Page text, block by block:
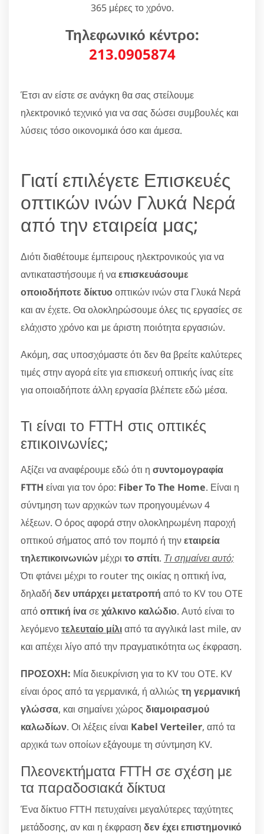
365 μέρες το χρόνο.
Τηλεφωνικό κέντρο:
213.0905874
Έτσι αν είστε σε ανάγκη θα σας στείλουμε
ηλεκτρονικό τεχνικό για να σας δώσει συμβουλές και
λύσεις τόσο οικονομικά όσο και άμεσα.
Γιατί επιλέγετε Επισκευές
οπτικών ινών Γλυκά Νερά
από την εταιρεία μας;
Διότι διαθέτουμε έμπειρους ηλεκτρονικούς για να
αντικαταστήσουμε ή ναεπισκευάσουμε
οποιοδήποτε δίκτυοοπτικών ινών στα Γλυκά Νερά
και αν έχετε. Θα ολοκληρώσουμε όλες τις εργασίες σε
ελάχιστο χρόνο και με άριστη ποιότητα εργασιών.
Ακόμη, σας υποσχόμαστε ότι δεν θα βρείτε καλύτερες
τιμές στην αγορά είτε για επισκευή οπτικής ίνας είτε
για οποιαδήποτε άλλη εργασία βλέπετε εδώ μέσα.
Τι είναι το FTTH στις οπτικές
επικοινωνίες;
Αξίζει να αναφέρουμε εδώ ότι η συντομογραφία
FTTH είναι για τον όρο: Fiber To The Home. Είναι η
σύντμηση των αρχικών των προηγουμένων 4
λέξεων. Ο όρος αφορά στην ολοκληρωμένη παροχή
οπτικού σήματος από τον πομπό ή τηνεταιρεία
τηλεπικοινωνιών μέχρι το σπίτι. Τι σημαίνει αυτό;
Ότι φτάνει μέχρι το router της οικίας η οπτική ίνα,
δηλαδή δεν υπάρχει μετατροπή από το KV του OTE
απόοπτική ίνασεχάλκινο καλώδιο. Αυτό είναι το
λεγόμενοτελευταίο μίλιαπό τα αγγλικά last mile, αν
και απέχει λίγο από την πραγματικότητα ως έκφραση.
ΠΡΟΣΟΧΗ: Μία διευκρίνιση για το KV του OTE. KV
είναι όρος από τα γερμανικά, ή αλλιώς τη γερμανική
γλώσσα, και σημαίνει χώρος διαμοιρασμού
καλωδίων. Οι λέξεις είναι Kabel Verteiler, από τα
αρχικά των οποίων εξάγουμε τη σύντμηση KV.
Πλεονεκτήματα FTTH σε σχέση με
τα παραδοσιακά δίκτυα
Ένα δίκτυο FTTH πετυχαίνει μεγαλύτερες ταχύτητες
μετάδοσης, αν και η έκφραση δεν έχει επιστημονικό